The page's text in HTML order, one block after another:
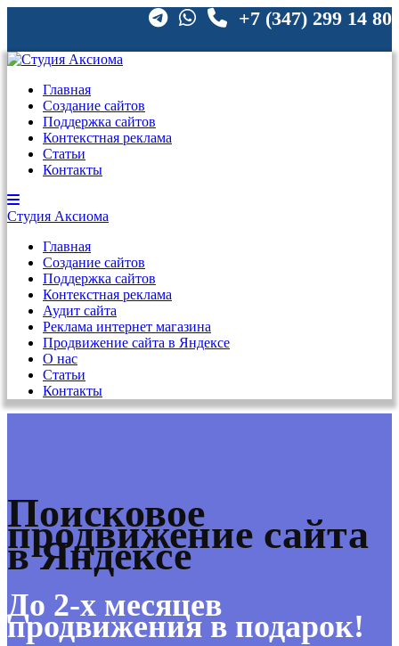
+7 (347) 299 14 80
Главная
Создание сайтов
Поддержка сайтов
Контекстная реклама
Статьи
Контакты
Студия Аксиома
Главная
Создание сайтов
Поддержка сайтов
Контекстная реклама
Аудит сайта
Реклама интернет магазина
Продвижение сайта в Яндексе
О нас
Статьи
Контакты
Поисковое
продвижение сайта
в Яндексе
До 2-х месяцев
продвижения в подарок!